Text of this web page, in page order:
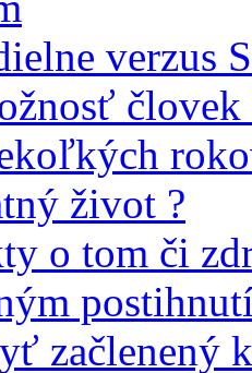
verzus
život ?
o tom či
začlenený